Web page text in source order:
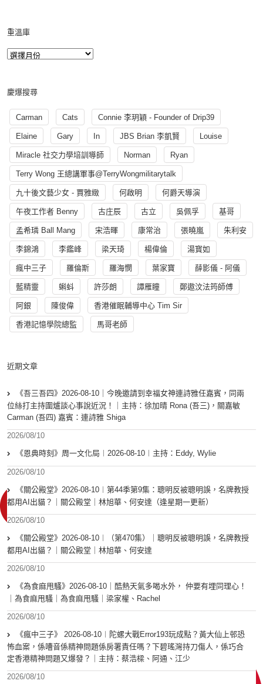
重溫庫
慶爆搜尋
Carman Cats Connie 李玥穎 - Founder of Drip39
Elaine Gary In JBS Brian 李凱賢 Louise
Miracle 社交力學培訓導師 Norman Ryan
Terry Wong 王總講軍事@TerryWongmilitarytalk
九十後文藝少女 - 賈雅緻 何啟明 何爵天導演
午夜工作者 Benny 古庄辰 古立 吳佩孚 基哥
孟希璘 Ball Mang 宋浩暉 康常治 張曉嵐 朱利安
李錦鴻 李鑑峰 梁天琦 楊偉倫 湯寳如
瘋中三子 羅倫斯 羅海憫 葉家寶 薛影儀 - 阿儀
藍精靈 蝌蚪 許莎朗 譚雁瞳 鄭遨汶法筠師傅
阿銀 陳俊偉 香港催眠輔導中心 Tim Sir
香港記憶學院總監 馬哥老師
近期文章
《吾三吾四》2026-08-10｜今晚邀請到幸福女神連詩雅任嘉賓，同兩
位絲打主持圍爐談心事說近況！｜主持：徐加晴 Rona (吾三)，關嘉敏
Carman (吾四) 嘉賓：連詩雅 Shiga
2026/08/10
《恩典時刻》周一文化局︱2026-08-10︱主持：Eddy, Wylie
2026/08/10
《關公殿堂》2026-08-10︱第44季第9集：聰明反被聰明誤，名牌教授
都用AI出貓？｜關公殿堂｜林旭華、何安達（逢星期一更新）
2026/08/10
《關公殿堂》2026-08-10︱（第470集）｜聰明反被聰明誤，名牌教授
都用AI出貓？｜關公殿堂｜林旭華、何安達
2026/08/10
《為食麻甩騷》2026-08-10｜酷熱天氣多喝水外， 仲要有埋同理心！
｜為食麻甩騷｜為食麻甩騷｜梁家權、Rachel
2026/08/10
《瘋中三子》 2026-08-10︱陀螺大戰Error193玩成點？黃大仙上邨恐
怖血案，係嘈音係精神問題係房署責任嗎？下碧瑤灣持刀傷人，係巧合
定香港精神問題又爆發？｜主持：蔡浩樑、阿通、江少
2026/08/10